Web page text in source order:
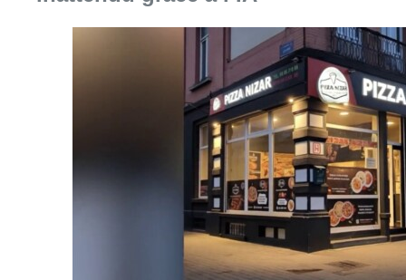
Consulter l'article "Pizza Nizar: un coup de
Foire du Midi: les visiteurs au
rendez-vous grâce à la météo